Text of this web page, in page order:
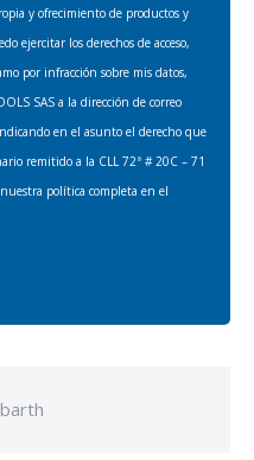
y ofrecimiento de productos y
ejercitar los derechos de acceso,
por infracción sobre mis datos,
SAS a la dirección de correo
en el asunto el derecho que
remitido a la CLL 72ª # 20C – 71
política completa en el